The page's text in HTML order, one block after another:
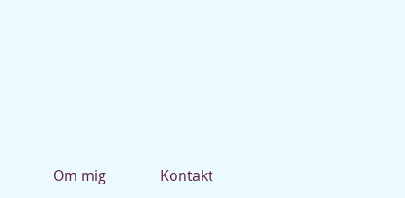
Om mig Kontakt